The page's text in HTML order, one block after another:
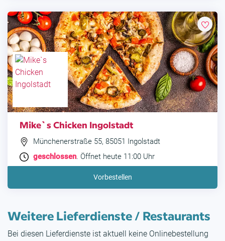
Mike`s Chicken Ingolstadt
Münchenerstraße 55, 85051 Ingolstadt
geschlossen. Öffnet heute 11:00 Uhr
Vorbestellen
Weitere Lieferdienste / Restaurants
Bei diesen Lieferdienste ist aktuell keine Onlinebestellung